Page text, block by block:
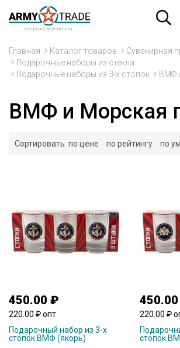
Главная Каталог товаров
Сувенирная
Подарочные наборы из стекла
Подарочные наборы из 3-х стопок
ВМФ
ВМФ и Морская
Сортировать: по цене по рейтингу по
450.00 ₽
220.00 ₽ опт
Подарочный набор из 3-х
стопок ВМФ (якорь)
220.00 ₽
стопок